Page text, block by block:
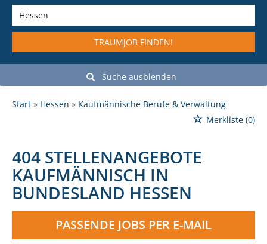
TRAUMJOB FINDEN!
Suche ausblenden
Start Hessen
Kaufmännische Berufe & Verwaltung
Merkliste (0)
404 STELLENANGEBOTE
KAUFMÄNNISCH IN
BUNDESLAND HESSEN
PASSENDE JOBS PER E-MAIL